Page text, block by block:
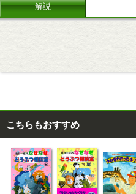
解説
こちらもおすすめ